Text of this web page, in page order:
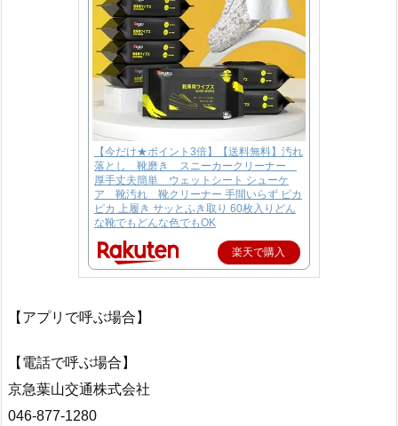
【今だけ★ポイント3倍】【送料無料】汚れ
落とし 靴磨き スニーカークリーナー
厚手丈夫簡単 ウェットシート シューケ
ア 靴汚れ 靴クリーナー 手間いらず ピカ
ピカ 上履き サッとふき取り 60枚入りどん
な靴でもどんな色でもOK
楽天で購入
【アプリで呼ぶ場合】
【電話で呼ぶ場合】
京急葉山交通株式会社
046-877-1280